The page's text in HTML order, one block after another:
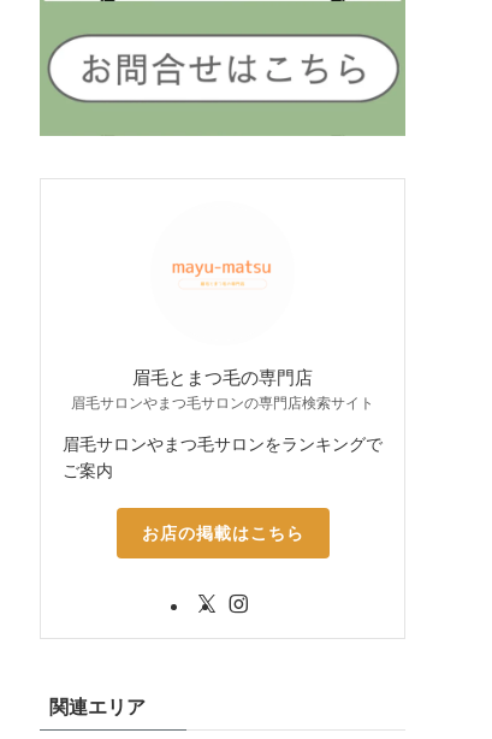
眉毛とまつ毛の専門店
眉毛サロンやまつ毛サロンの専門店検索サイト
眉毛サロンやまつ毛サロンをランキングで
ご案内
お店の掲載はこちら
関連エリア